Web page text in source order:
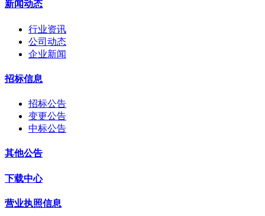
新闻动态
行业资讯
公司动态
企业新闻
招标信息
招标公告
变更公告
中标公告
其他公告
下载中心
营业执照信息